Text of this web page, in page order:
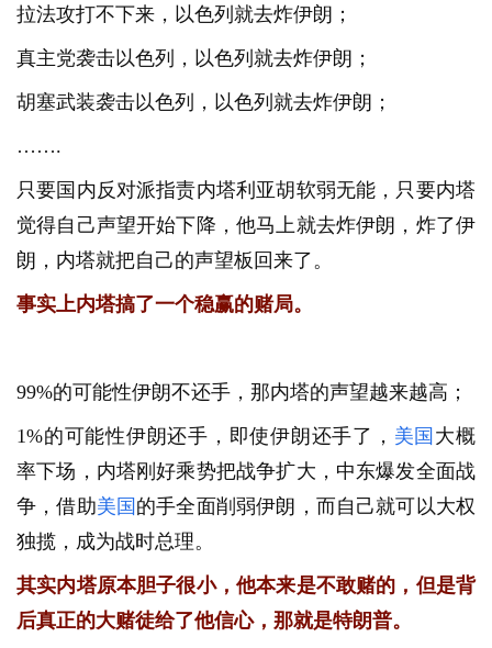
拉法攻打不下来，以色列就去炸伊朗；
真主党袭击以色列，以色列就去炸伊朗；
胡塞武装袭击以色列，以色列就去炸伊朗；
…….
只要国内反对派指责内塔利亚胡软弱无能，只要内塔
觉得自己声望开始下降，他马上就去炸伊朗，炸了伊
朗，内塔就把自己的声望板回来了。
事实上内塔搞了一个稳赢的赌局。
99%的可能性伊朗不还手，那内塔的声望越来越高；
1%的可能性伊朗还手，即使伊朗还手了， 美国 大概
率下场，内塔刚好乘势把战争扩大，中东爆发全面战
争，借助美国 的手全面削弱伊朗，而自己就可以大权
独揽，成为战时总理。
其实内塔原本胆子很小，他本来是不敢赌的，但是背
后真正的大赌徒给了他信心，那就是特朗普。